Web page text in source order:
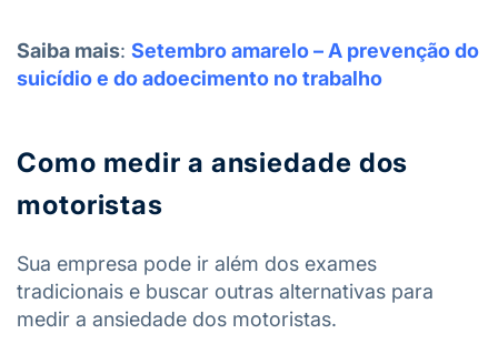
Saiba mais: Setembro amarelo – A prevenção do
suicídio e do adoecimento no trabalho
Como medir a ansiedade dos
motoristas
Sua empresa pode ir além dos exames
tradicionais e buscar outras alternativas para
medir a ansiedade dos motoristas.